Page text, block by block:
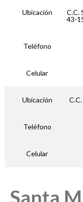
Ubicación
C.C.
43-
Teléfono
Celular
Ubicación
Teléfono
Celular
Santa